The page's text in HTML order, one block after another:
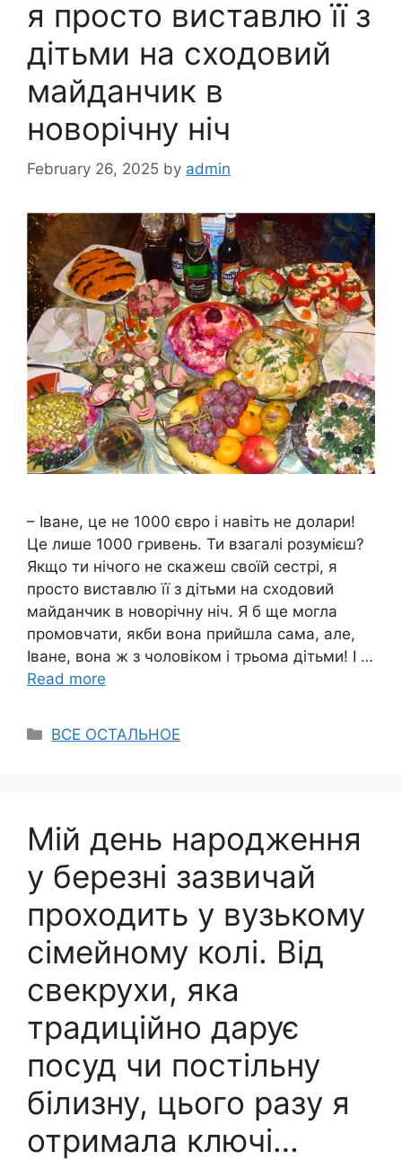
я просто виставлю її з
дітьми на сходовий
майданчик в
новорічну ніч
February 26, 2025 by admin
– Іване, це не 1000 євро і навіть не долари!
Це лише 1000 гривень. Ти взагалі розумієш?
Якщо ти нічого не скажеш своїй сестрі, я
просто виставлю її з дітьми на сходовий
майданчик в новорічну ніч. Я б ще могла
промовчати, якби вона прийшла сама, але,
Іване, вона ж з чоловіком і трьома дітьми! І …
Read more
Categories
ВСЕ ОСТАЛЬНОЕ
Мій день народження
у березні зазвичай
проходить у вузькому
сімейному колі. Від
свекрухи, яка
традиційно дарує
посуд чи постільну
білизну, цього разу я
отримала ключі…